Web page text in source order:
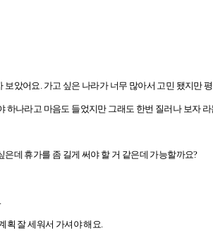
보았어요. 가고 싶은 나라가 너무 많아서 고민 됐지만
하나라고 마음도 들었지만 그래도 한번 질러나 보자
은데 휴가를 좀 길게 써야 할 거 같은데 가능할까요?
획 잘 세워서 가셔야 해요.